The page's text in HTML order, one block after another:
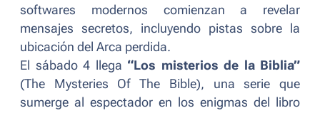
softwares modernos comienzan a revelar
mensajes secretos, incluyendo pistas sobre la
ubicación del Arca perdida.
El sábado 4 llega “Los misterios de la Biblia”
(The Mysteries Of The Bible), una serie que
sumerge al espectador en los enigmas del libro